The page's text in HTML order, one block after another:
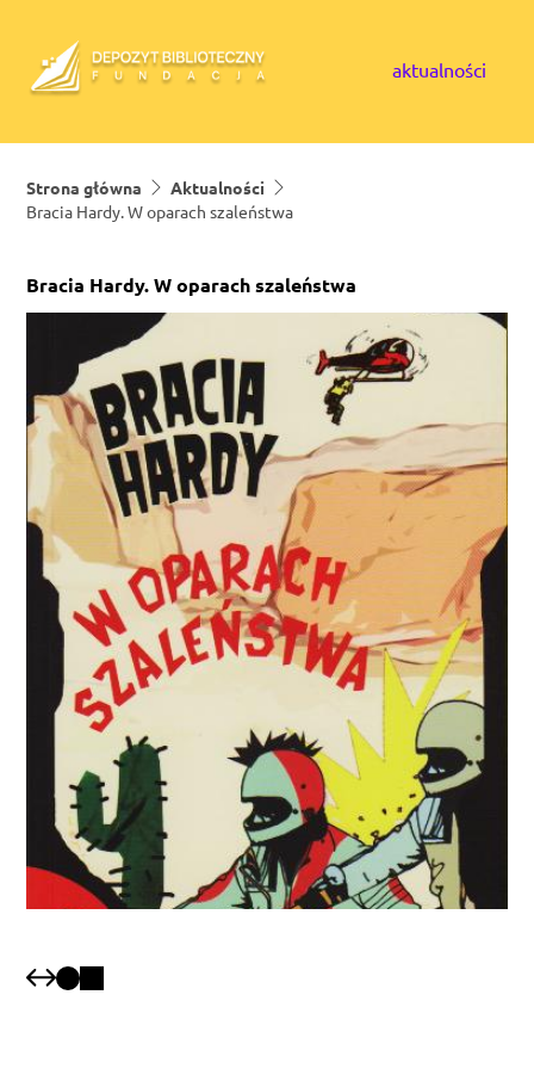
aktualności
Strona główna
Aktualności
Bracia Hardy. W oparach szaleństwa
Bracia Hardy. W oparach szaleństwa